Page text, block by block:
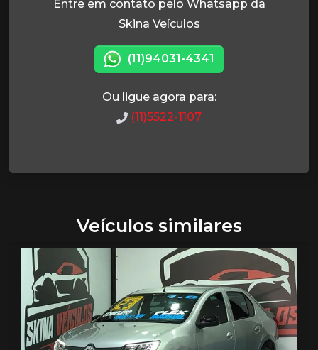
Entre em contato pelo Whatsapp da
Skina Veículos
(11)94031-4341
Ou ligue agora para:
(11)5522-1107
Veículos similares